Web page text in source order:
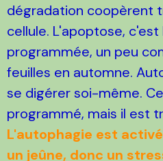
dégradation coopèrent
cellule. L'apoptose,
programmée, un peu
feuilles en automne.
se digérer soi-même.
programmé, mais il est
L'autophagie est
un jeûne, donc un